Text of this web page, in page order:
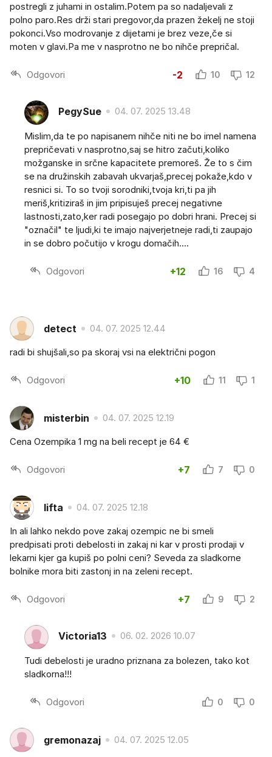
postregli z juhami in ostalim.Potem pa so nadaljevali z
polno paro.Res drži stari pregovor,da prazen žekelj ne stoji
pokonci.Vso modrovanje z dijetami je brez veze,če si
moten v glavi.Pa me v nasprotno ne bo nihče prepričal.
Odgovori -2 10 12
PegySue 04. 07. 2025 13.48
Mislim,da te po napisanem nihče niti ne bo imel namena
prepričevati v nasprotno,saj se hitro začuti,koliko
možganske in srčne kapacitete premoreš. Že to s čim
se na družinskih zabavah ukvarjaš,precej pokaže,kdo v
resnici si. To so tvoji sorodniki,tvoja kri,ti pa jih
meriš,kritiziraš in jim pripisuješ precej negativne
lastnosti,zato,ker radi posegajo po dobri hrani. Precej si
"označil" te ljudi,ki te imajo najverjetneje radi,ti zaupajo
in se dobro počutijo v krogu domačih....
Odgovori +12 16 4
detect 04. 07. 2025 12.44
radi bi shujšali,so pa skoraj vsi na električni pogon
Odgovori +10 11 1
misterbin 04. 07. 2025 12.19
Cena Ozempika 1 mg na beli recept je 64 €
Odgovori +7 7 0
lifta 04. 07. 2025 12.18
In ali lahko nekdo pove zakaj ozempic ne bi smeli
predpisati proti debelosti in zakaj ni kar v prosti prodaji v
lekarni kjer ga kupiš po polni ceni? Seveda za sladkorne
bolnike mora biti zastonj in na zeleni recept.
Odgovori +7 9 2
Victoria13 06. 02. 2026 10.07
Tudi debelosti je uradno priznana za bolezen, tako kot
sladkorna!!!
Odgovori 0 0
gremonazaj 04. 07. 2025 12.05